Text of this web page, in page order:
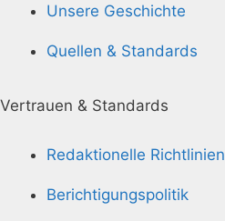
Unsere Geschichte
Quellen & Standards
Vertrauen & Standards
Redaktionelle Richtlinien
Berichtigungspolitik